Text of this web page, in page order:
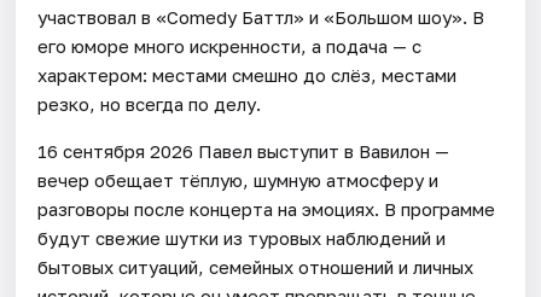
участвовал в «Comedy Баттл» и «Большом шоу». В
его юморе много искренности, а подача — с
характером: местами смешно до слёз, местами
резко, но всегда по делу.
16 сентября 2026 Павел выступит в Вавилон —
вечер обещает тёплую, шумную атмосферу и
разговоры после концерта на эмоциях. В программе
будут свежие шутки из туровых наблюдений и
бытовых ситуаций, семейных отношений и личных